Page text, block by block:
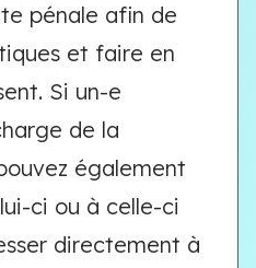
pénale afin de
et faire en
Si un-e
de la
également
ci ou à celle-ci
directement à